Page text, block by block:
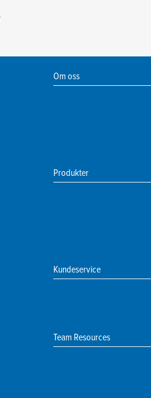
Om oss
Produkter
Kundeservice
Team Resources